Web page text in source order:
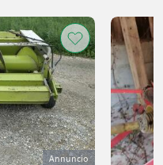
Annuncio